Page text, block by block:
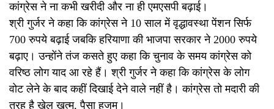
कांग्रेस ने ना कभी खरीदी और ना ही एमएसपी बढ़ाई।
श्री गुर्जर ने कहा कि कांग्रेस ने 10 साल में वृद्धावस्था पेंशन सिर्फ
700 रुपये बढ़ाई जबकि हरियाणा की भाजपा सरकार ने 2000 रुपये
बढ़ाए। उन्होंने तंज कसते हुए कहा कि चुनाव के समय कांग्रेस को
वरिष्ठ लोग याद आ रहे हैं। श्री गुर्जर ने कहा कि कांग्रेस के लोग
वोट लेने के बाद कहीं दिखाई देने वाले नहीं है। कांग्रेस तो मदारी की
तरह है खेल खत्म, पैसा हजम।